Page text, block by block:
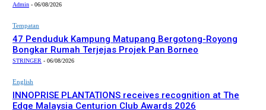
Admin - 06/08/2026
Tempatan
47 Penduduk Kampung Matupang Bergotong-Royong
Bongkar Rumah Terjejas Projek Pan Borneo
STRINGER - 06/08/2026
English
INNOPRISE PLANTATIONS receives recognition at The
Edge Malaysia Centurion Club Awards 2026